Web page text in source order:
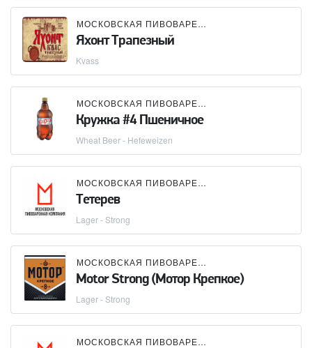
МОСКОВСКАЯ ПИВОВАРЕННАЯ КОМПАНИЯ (МПК)
Яхонт Трапезный
Kvass
МОСКОВСКАЯ ПИВОВАРЕННАЯ КОМПАНИЯ (МПК)
Кружка #4 Пшеничное
Wheat Beer - Hefeweizen
МОСКОВСКАЯ ПИВОВАРЕННАЯ КОМПАНИЯ (МПК)
Тетерев
Lager - Strong
МОСКОВСКАЯ ПИВОВАРЕННАЯ КОМПАНИЯ (МПК)
Motor Strong (Мотор Крепкое)
Lager - Strong
МОСКОВСКАЯ ПИВОВАРЕННАЯ КОМПАНИЯ (МПК)